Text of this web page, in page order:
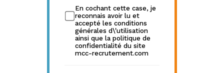
En cochant cette case, je
reconnais avoir lu et
accepté les conditions
générales d\'utilisation
ainsi que la politique de
confidentialité du site
mcc-recrutement.com